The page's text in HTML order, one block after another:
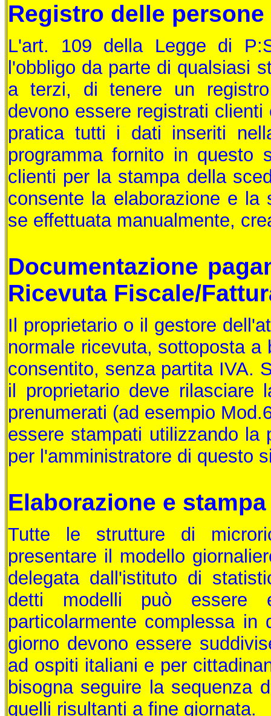
Registro delle
L'art. 109 della Legge di
l'obbligo da parte di qualsiasi
a terzi, di tenere un
devono essere registrati
pratica tutti i dati inseriti
programma fornito in questo
clienti per la stampa della
consente la elaborazione e
se effettuata manualmente,
Documentazione
Ricevuta Fiscale/
Il proprietario o il gestore
normale ricevuta, sottoposta
consentito, senza partita IVA.
il proprietario deve rilasciare
prenumerati (ad esempio
essere stampati utilizzando la
per l'amministratore di questo
Elaborazione e
Tutte le strutture di
presentare il modello
delegata dall'istituto di
detti modelli può essere
particolarmente complessa
giorno devono essere
ad ospiti italiani e per
bisogna seguire la sequenza
quelli risultanti a fine giornata.